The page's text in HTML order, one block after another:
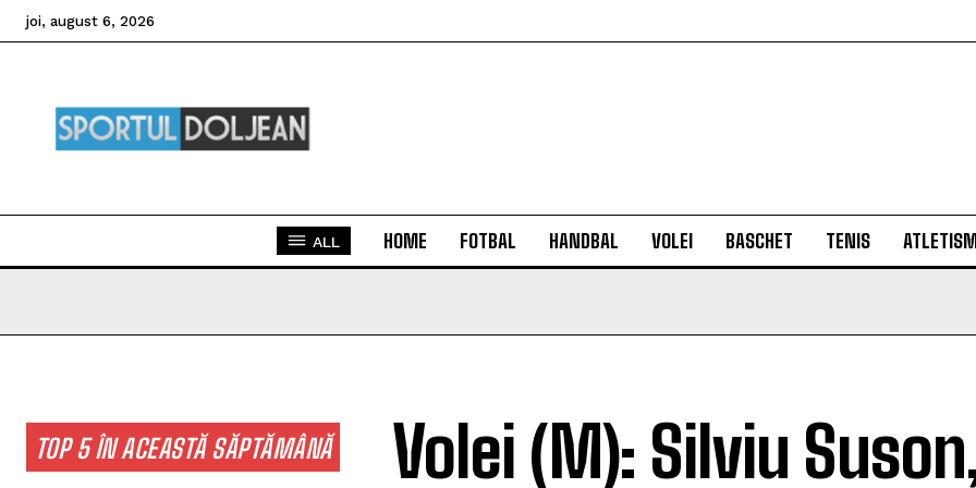
joi, august 6, 2026
ALL HOME FOTBAL HANDBAL VOLEI BASCHET TENIS
TOP 5 ÎN ACEASTĂ SĂPTĂMÂNĂ
Volei (M): Silviu